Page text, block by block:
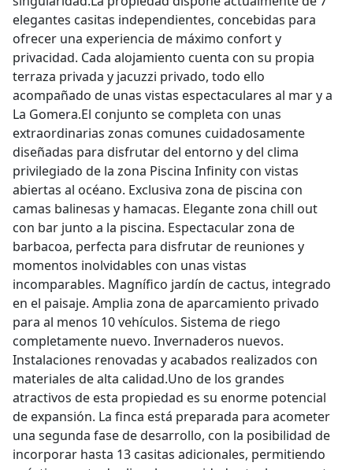
elegantes casitas independientes, concebidas para
ofrecer una experiencia de máximo confort y
privacidad. Cada alojamiento cuenta con su propia
terraza privada y jacuzzi privado, todo ello
acompañado de unas vistas espectaculares al mar y a
La Gomera.El conjunto se completa con unas
extraordinarias zonas comunes cuidadosamente
diseñadas para disfrutar del entorno y del clima
privilegiado de la zona Piscina Infinity con vistas
abiertas al océano. Exclusiva zona de piscina con
camas balinesas y hamacas. Elegante zona chill out
con bar junto a la piscina. Espectacular zona de
barbacoa, perfecta para disfrutar de reuniones y
momentos inolvidables con unas vistas
incomparables. Magnífico jardín de cactus, integrado
en el paisaje. Amplia zona de aparcamiento privado
para al menos 10 vehículos. Sistema de riego
completamente nuevo. Invernaderos nuevos.
Instalaciones renovadas y acabados realizados con
materiales de alta calidad.Uno de los grandes
atractivos de esta propiedad es su enorme potencial
de expansión. La finca está preparada para acometer
una segunda fase de desarrollo, con la posibilidad de
incorporar hasta 13 casitas adicionales, permitiendo